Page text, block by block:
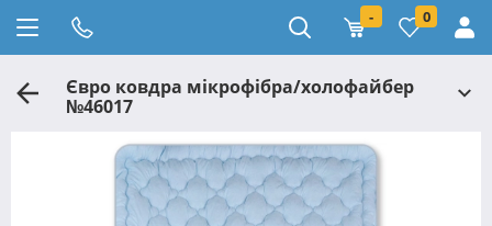
- 0
Євро ковдра мікрофібра/холофайбер
№46017